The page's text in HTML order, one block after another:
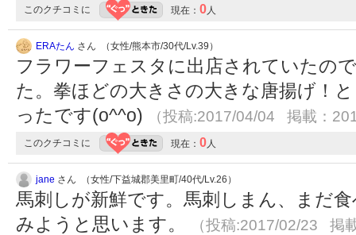
このクチコミに 現在： 0 人
ERAたん さん （女性/熊本市/30代/Lv.39）
フラワーフェスタに出店されていたの
た。拳ほどの大きさの大きな唐揚げ！
ったです(o^^o)
（投稿:2017/04/04 掲載：
このクチコミに 現在： 0 人
jane さん （女性/下益城郡美里町/40代/Lv.26）
馬刺しが新鮮です。馬刺しまん、まだ
みようと思います。
（投稿:2017/02/23 掲